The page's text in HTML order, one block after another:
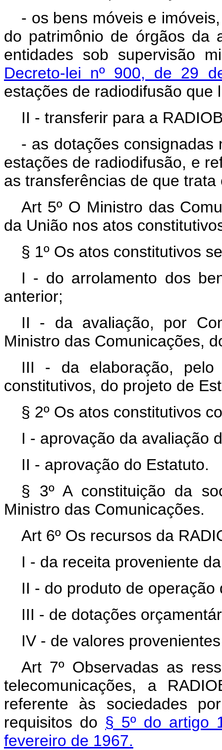
- os bens móveis e
do patrimônio de órgãos da
entidades sob supervisão
Decreto-lei nº 900, de 29
estações de radiodifusão que
II - transferir para a
- as dotações
estações de radiodifusão, e
as transferências de que trata
Art 5º O Ministro das
da União nos atos
§ 1º Os atos constitutivos
I - do arrolamento dos
anterior;
II - da avaliação, por
Ministro das Comunicações,
III - da elaboração, pelo
constitutivos, do projeto de
§ 2º Os atos constitutivos
I - aprovação da avaliação
II - aprovação do Estatuto.
§ 3º A constituição da
Ministro das Comunicações.
Art 6º Os recursos da
I - da receita proveniente
II - do produto de operação
III - de dotações
IV - de valores
Art 7º Observadas as
telecomunicações, a
referente às sociedades
requisitos do § 5º do artigo
fevereiro de 1967.